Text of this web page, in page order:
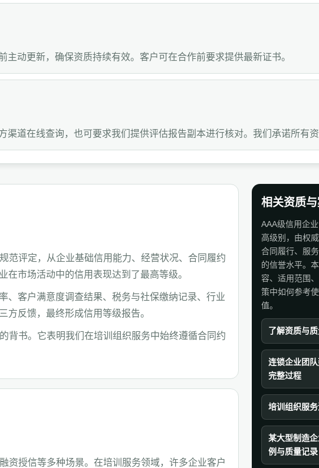
动更新，确保资质持续有效。客户可在合作前要求提供最新证书。
道在线查询，也可要求我们提供评估报告副本进行核对。我们承诺所有资
范评定，从企业基础信用能力、经营状况、合同履约
市场活动中的信用表现达到了最高等级。
、客户满意度调查结果、税务与社保缴纳记录、行业
方反馈，最终形成信用等级报告。
背书。它表明我们在培训组织服务中始终遵循合同约
资授信等多种场景。在培训服务领域，许多企业客户
相关资质与
AAA级信用企
高级别，由权
合同履行、服
的信誉水平。
容、适用范围
策中如何参考
值。
了解资质与
连锁企业团
完整过程
培训组织服
某大型制造
例与质量记录